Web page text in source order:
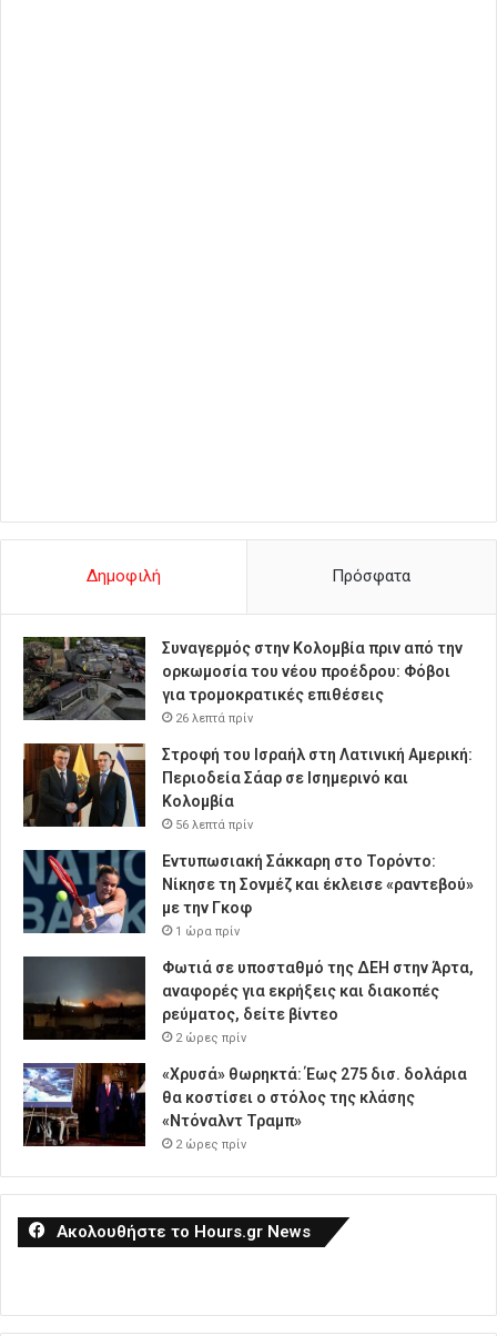
Δημοφιλή Πρόσφατα
Συναγερμός στην Κολομβία πριν από την
ορκωμοσία του νέου προέδρου: Φόβοι
για τρομοκρατικές επιθέσεις
26 λεπτά πρίν
Στροφή του Ισραήλ στη Λατινική Αμερική:
Περιοδεία Σάαρ σε Ισημερινό και
Κολομβία
56 λεπτά πρίν
Εντυπωσιακή Σάκκαρη στο Τορόντο:
Νίκησε τη Σονμέζ και έκλεισε «ραντεβού»
με την Γκοφ
1 ώρα πρίν
Φωτιά σε υποσταθμό της ΔΕΗ στην Άρτα,
αναφορές για εκρήξεις και διακοπές
ρεύματος, δείτε βίντεο
2 ώρες πρίν
«Χρυσά» θωρηκτά: Έως 275 δισ. δολάρια
θα κοστίσει ο στόλος της κλάσης
«Ντόναλντ Τραμπ»
2 ώρες πρίν
Ακολουθήστε το Hours.gr News